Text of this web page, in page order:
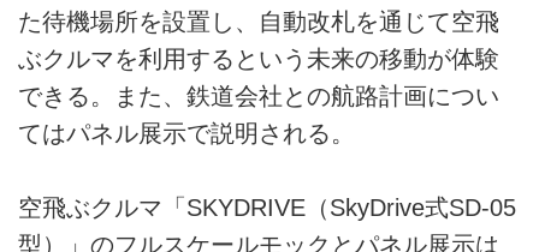
た待機場所を設置し、自動改札を通じて空飛
ぶクルマを利用するという未来の移動が体験
できる。また、鉄道会社との航路計画につい
てはパネル展示で説明される。
空飛ぶクルマ「SKYDRIVE（SkyDrive式SD-05
型）」のフルスケールモックとパネル展示は